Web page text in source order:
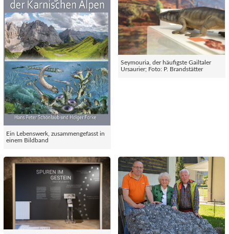
Ein Lebenswerk, zusammengefasst in
einem Bildband
Seymouria, der häufigste Gailtaler
Ursaurier; Foto: P. Brandstätter